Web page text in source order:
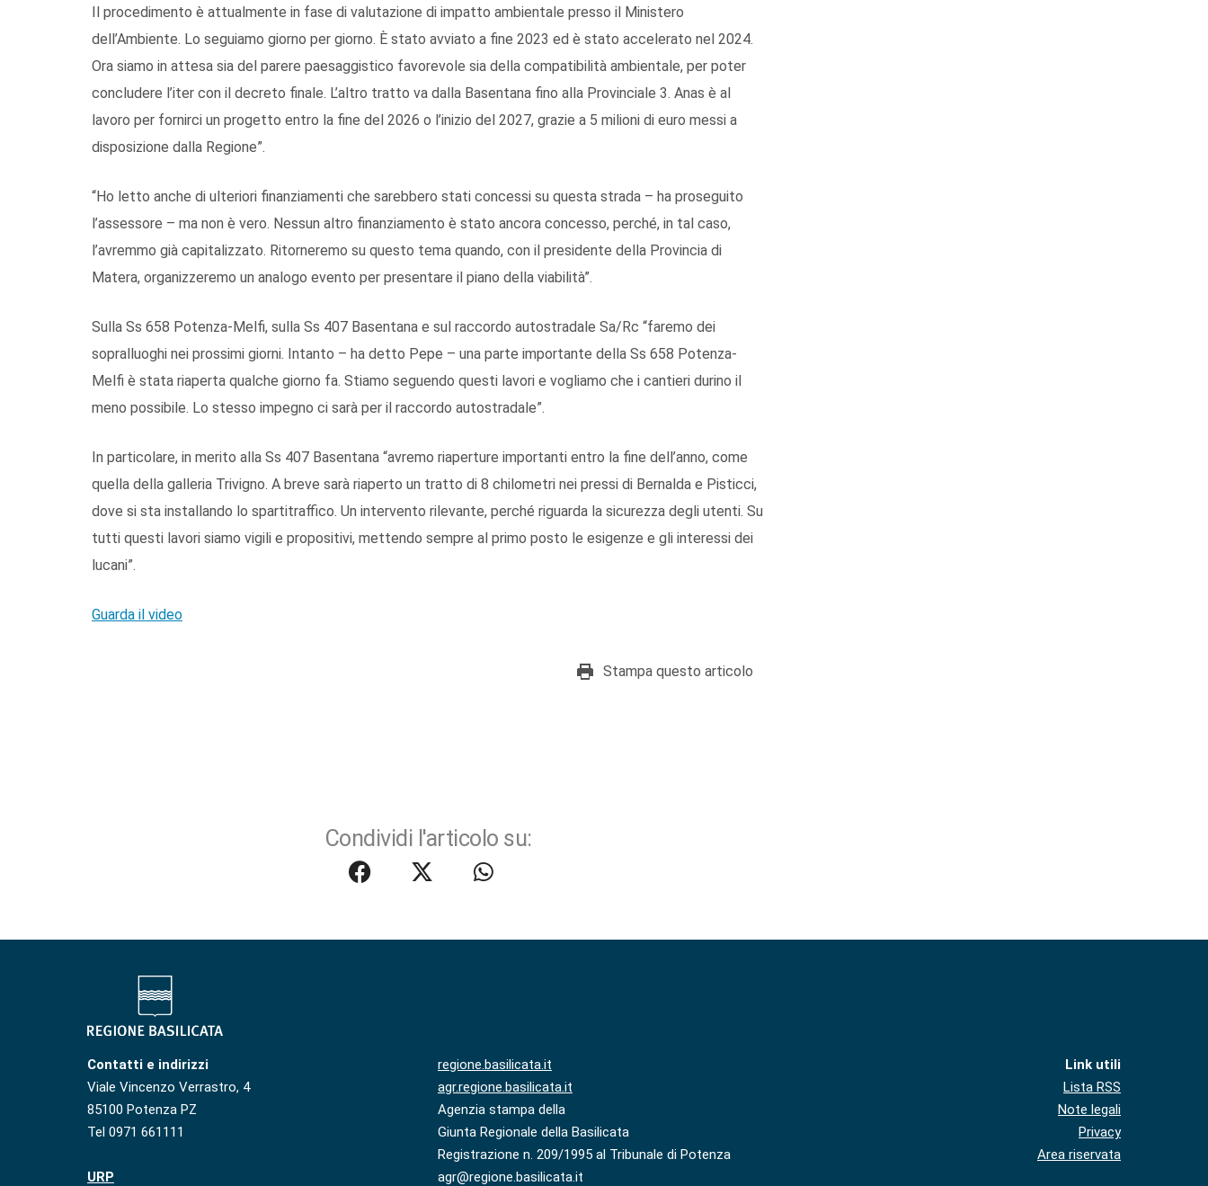
Il procedimento è attualmente in fase di valutazione di impatto ambientale presso il Ministero
dell’Ambiente. Lo seguiamo giorno per giorno. È stato avviato a fine 2023 ed è stato accelerato nel 2024.
Ora siamo in attesa sia del parere paesaggistico favorevole sia della compatibilità ambientale, per poter
concludere l’iter con il decreto finale. L’altro tratto va dalla Basentana fino alla Provinciale 3. Anas è al
lavoro per fornirci un progetto entro la fine del 2026 o l’inizio del 2027, grazie a 5 milioni di euro messi a
disposizione dalla Regione”.
“Ho letto anche di ulteriori finanziamenti che sarebbero stati concessi su questa strada – ha proseguito
l’assessore – ma non è vero. Nessun altro finanziamento è stato ancora concesso, perché, in tal caso,
l’avremmo già capitalizzato. Ritorneremo su questo tema quando, con il presidente della Provincia di
Matera, organizzeremo un analogo evento per presentare il piano della viabilità”.
Sulla Ss 658 Potenza-Melfi, sulla Ss 407 Basentana e sul raccordo autostradale Sa/Rc “faremo dei
sopralluoghi nei prossimi giorni. Intanto – ha detto Pepe – una parte importante della Ss 658 Potenza-
Melfi è stata riaperta qualche giorno fa. Stiamo seguendo questi lavori e vogliamo che i cantieri durino il
meno possibile. Lo stesso impegno ci sarà per il raccordo autostradale”.
In particolare, in merito alla Ss 407 Basentana “avremo riaperture importanti entro la fine dell’anno, come
quella della galleria Trivigno. A breve sarà riaperto un tratto di 8 chilometri nei pressi di Bernalda e Pisticci,
dove si sta installando lo spartitraffico. Un intervento rilevante, perché riguarda la sicurezza degli utenti. Su
tutti questi lavori siamo vigili e propositivi, mettendo sempre al primo posto le esigenze e gli interessi dei
lucani”.
Guarda il video
Stampa questo articolo
Condividi l'articolo su:
Contatti e indirizzi
Viale Vincenzo Verrastro, 4
85100 Potenza PZ
Tel 0971 661111
URP
regione.basilicata.it
agr.regione.basilicata.it
Agenzia stampa della
Giunta Regionale della Basilicata
Registrazione n. 209/1995 al Tribunale di Potenza
agr@regione.basilicata.it
Link utili
Lista RSS
Note legali
Privacy
Area riservata